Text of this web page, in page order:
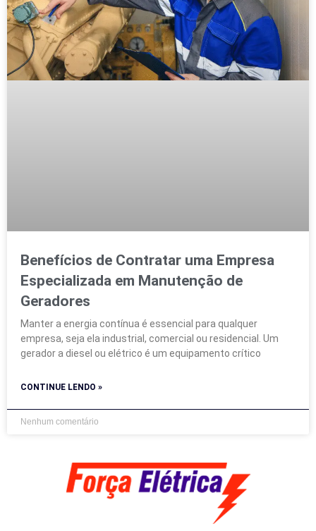
Benefícios de Contratar uma Empresa
Especializada em Manutenção de
Geradores
Manter a energia contínua é essencial para qualquer
empresa, seja ela industrial, comercial ou residencial. Um
gerador a diesel ou elétrico é um equipamento crítico
CONTINUE LENDO »
Nenhum comentário